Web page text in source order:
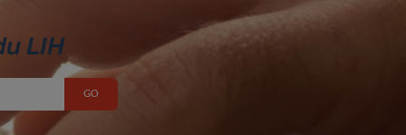
LIH